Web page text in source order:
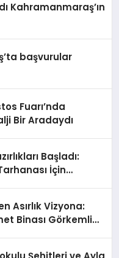
Kahramanmaraş’ın
başvurular
Fuarı’nda
Bir Aradaydı
Başladı:
İçin
Asırlık Vizyona:
Binası Görkemli